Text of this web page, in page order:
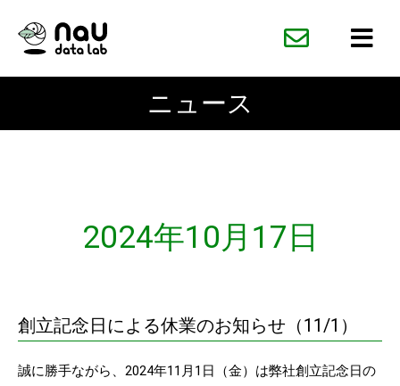
ッ
ニュース
2024年10月17日
創立記念日による休業のお知らせ（11/1）
誠に勝手ながら、2024年11月1日（金）は弊社創立記念日の